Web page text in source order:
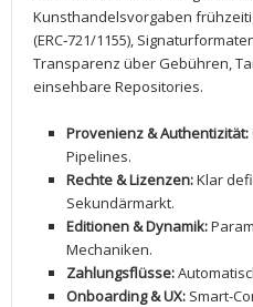
Kunsthandelsvorgaben
(ERC‑721/1155),
Transparenz über Gebühren,
einsehbare Repositories.
Provenienz & Authentizität:
Pipelines.
Rechte & ⁢Lizenzen:Klar
Sekundärmarkt.
Editionen ‍& Dynamik:
Mechaniken.
Zahlungsflüsse:
Onboarding & ‍UX: Smart-